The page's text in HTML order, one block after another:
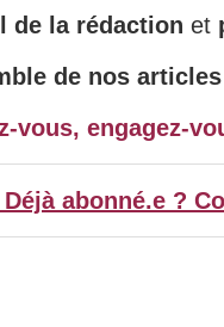
de la rédaction et
de nos articles
vous, engagez-
abonné.e ?